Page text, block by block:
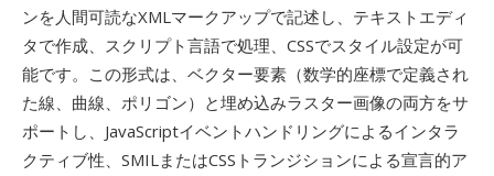
ンを人間可読なXMLマークアップで記述し、テキストエディ
タで作成、スクリプト言語で処理、CSSでスタイル設定が可
能です。この形式は、ベクター要素（数学的座標で定義され
た線、曲線、ポリゴン）と埋め込みラスター画像の両方をサ
ポートし、JavaScriptイベントハンドリングによるインタラ
クティブ性、SMILまたはCSSトランジションによる宣言的ア